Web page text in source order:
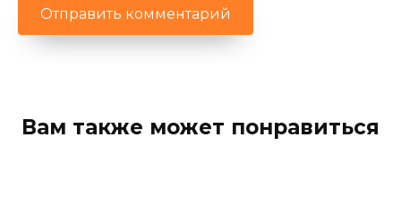
Вам также может понравиться